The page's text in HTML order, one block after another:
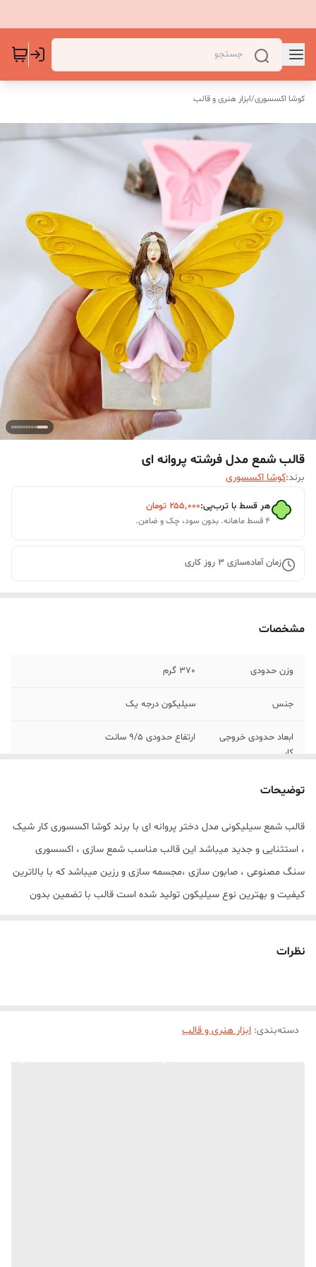
کوشا اکسسوری/ابزار هنری و قالب
قالب شمع مدل فرشته پروانه ای
برند:کوشا اکسسوری
هر قسط با ترب‌پی:۲۵۵٬۰۰۰ تومان
۴ قسط ماهانه. بدون سود، چک و ضامن.
زمان آماده‌سازی 3 روز کاری
مشخصات
وزن حدودی 370 گرم
جنس سیلیکون درجه یک
ابعاد حدودی خروجی
کار
ارتفاع حدودی 9/5 سانت
توضیحات
قالب شمع سیلیکونی مدل دختر پروانه ای با برند کوشا اکسسوری کار شیک
، استثنایی و جدید میباشد این قالب مناسب شمع سازی ، اکسسوری
سنگ مصنوعی ، صابون سازی ،مجسمه سازی و رزین میباشد که با بالاترین
کیفیت و بهترین نوع سیلیکون تولید شده است قالب با تضمین بدون
نظرات
دسته‌بندی: ابزار هنری و قالب